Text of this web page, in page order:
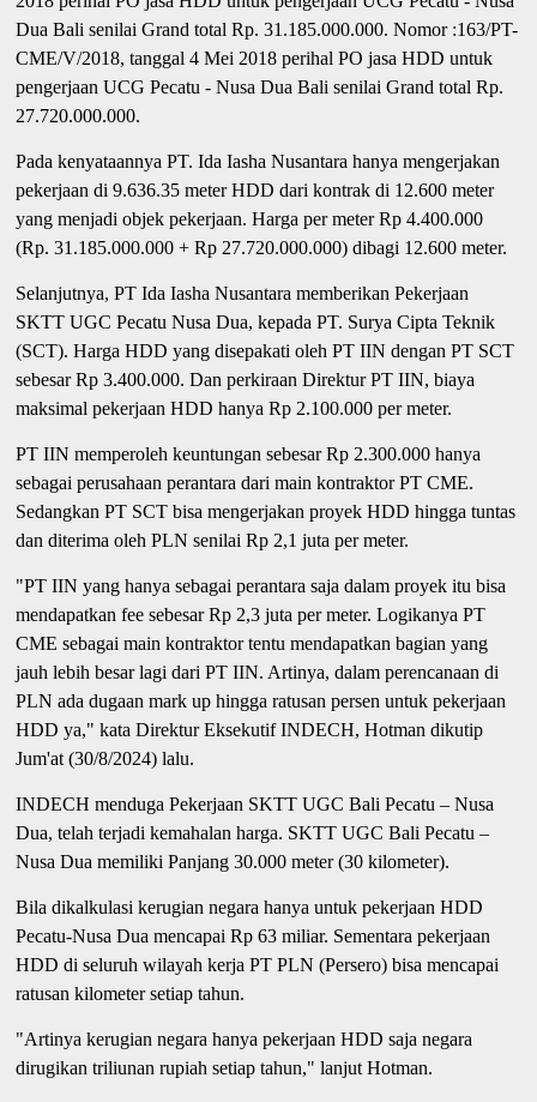
Dua Bali senilai Grand total Rp. 31.185.000.000. Nomor :163/PT-
CME/V/2018, tanggal 4 Mei 2018 perihal PO jasa HDD untuk
pengerjaan UCG Pecatu - Nusa Dua Bali senilai Grand total Rp.
27.720.000.000.
Pada kenyataannya PT. Ida Iasha Nusantara hanya mengerjakan
pekerjaan di 9.636.35 meter HDD dari kontrak di 12.600 meter
yang menjadi objek pekerjaan. Harga per meter Rp 4.400.000
(Rp. 31.185.000.000 + Rp 27.720.000.000) dibagi 12.600 meter.
Selanjutnya, PT Ida Iasha Nusantara memberikan Pekerjaan
SKTT UGC Pecatu Nusa Dua, kepada PT. Surya Cipta Teknik
(SCT). Harga HDD yang disepakati oleh PT IIN dengan PT SCT
sebesar Rp 3.400.000. Dan perkiraan Direktur PT IIN, biaya
maksimal pekerjaan HDD hanya Rp 2.100.000 per meter.
PT IIN memperoleh keuntungan sebesar Rp 2.300.000 hanya
sebagai perusahaan perantara dari main kontraktor PT CME.
Sedangkan PT SCT bisa mengerjakan proyek HDD hingga tuntas
dan diterima oleh PLN senilai Rp 2,1 juta per meter.
"PT IIN yang hanya sebagai perantara saja dalam proyek itu bisa
mendapatkan fee sebesar Rp 2,3 juta per meter. Logikanya PT
CME sebagai main kontraktor tentu mendapatkan bagian yang
jauh lebih besar lagi dari PT IIN. Artinya, dalam perencanaan di
PLN ada dugaan mark up hingga ratusan persen untuk pekerjaan
HDD ya," kata Direktur Eksekutif INDECH, Hotman dikutip
Jum'at (30/8/2024) lalu.
INDECH menduga Pekerjaan SKTT UGC Bali Pecatu – Nusa
Dua, telah terjadi kemahalan harga. SKTT UGC Bali Pecatu –
Nusa Dua memiliki Panjang 30.000 meter (30 kilometer).
Bila dikalkulasi kerugian negara hanya untuk pekerjaan HDD
Pecatu-Nusa Dua mencapai Rp 63 miliar. Sementara pekerjaan
HDD di seluruh wilayah kerja PT PLN (Persero) bisa mencapai
ratusan kilometer setiap tahun.
"Artinya kerugian negara hanya pekerjaan HDD saja negara
dirugikan triliunan rupiah setiap tahun," lanjut Hotman.